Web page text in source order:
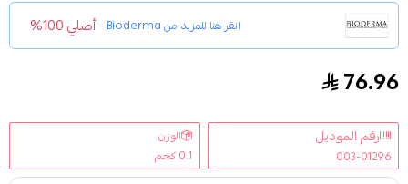
انقر هنا للمزيد منBioderma أصلي 100%
بيوديرما سيبيوم نايت بيل مركز مهدئ 40 مل
76.96
رقم الموديل
003-01296
الوزن
0.1 كجم